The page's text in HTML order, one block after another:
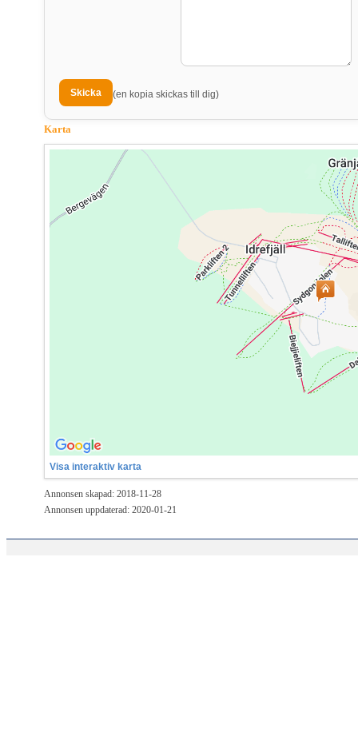
(en kopia skickas till dig)
Karta
Visa interaktiv karta
Annonsen skapad: 2018-11-28
Annonsen uppdaterad: 2020-01-21